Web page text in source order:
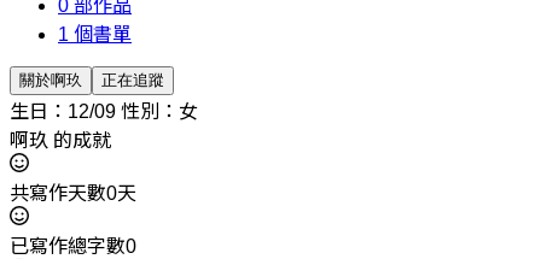
0 部作品
1 個書單
關於啊玖 正在追蹤
生日：12/09 性別：女
啊玖 的成就
共寫作天數0天
已寫作總字數0